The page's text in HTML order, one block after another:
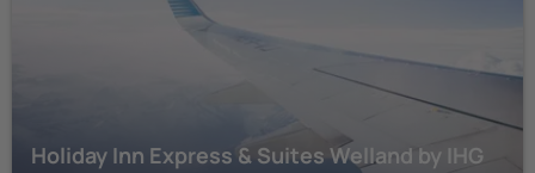
Holiday Inn Express & Suites Welland by IHG